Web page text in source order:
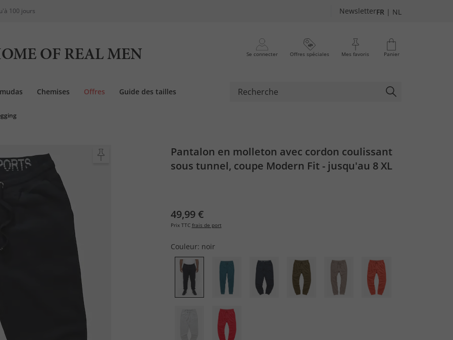
100 jours NewsletterFR | NL
OF REAL MEN Se connecter Offres spéciales Mes favoris Panier
Chemises Offres Guide des tailles
Pantalon en molleton avec cordon coulissant
sous tunnel, coupe Modern Fit - jusqu'au 8 XL
49,99 €
Prix TTC frais de port
Couleur: noir